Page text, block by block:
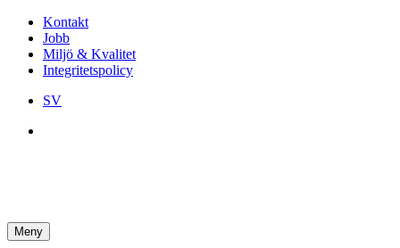
Kontakt
Jobb
Miljö & Kvalitet
Integritetspolicy
SV
Meny